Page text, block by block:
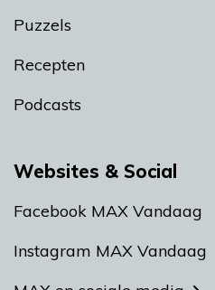
Puzzels
Recepten
Podcasts
Websites & Social
Facebook MAX Vandaag
Instagram MAX Vandaag